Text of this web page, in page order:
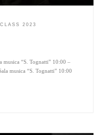
2023
musica “S. Tognatti” 10:00 –
musica “S. Tognatti” 10:00